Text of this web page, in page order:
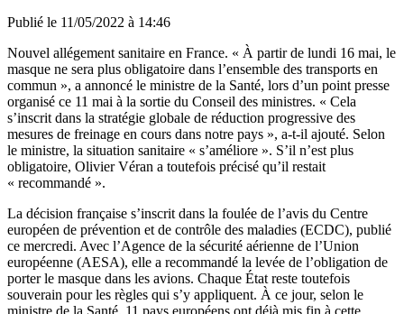
Publié le 11/05/2022 à 14:46
Nouvel allégement sanitaire en France. « À partir de lundi 16 mai, le
masque ne sera plus obligatoire dans l’ensemble des transports en
commun », a annoncé le ministre de la Santé, lors d’un point presse
organisé ce 11 mai à la sortie du Conseil des ministres. « Cela
s’inscrit dans la stratégie globale de réduction progressive des
mesures de freinage en cours dans notre pays », a-t-il ajouté. Selon
le ministre, la situation sanitaire « s’améliore ». S’il n’est plus
obligatoire, Olivier Véran a toutefois précisé qu’il restait
« recommandé ».
La décision française s’inscrit dans la foulée de l’avis du Centre
européen de prévention et de contrôle des maladies (ECDC), publié
ce mercredi. Avec l’Agence de la sécurité aérienne de l’Union
européenne (AESA), elle a recommandé la levée de l’obligation de
porter le masque dans les avions. Chaque État reste toutefois
souverain pour les règles qui s’y appliquent. À ce jour, selon le
ministre de la Santé, 11 pays européens ont déjà mis fin à cette